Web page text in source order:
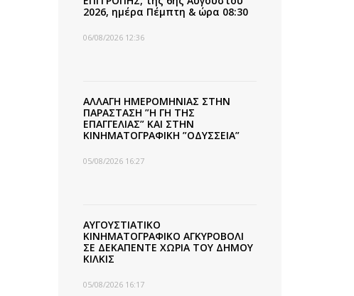
2026, ημέρα Πέμπτη & ώρα 08:30
06/08/2026 12:36
ΑΛΛΑΓΗ ΗΜΕΡΟΜΗΝΙΑΣ ΣΤΗΝ
ΠΑΡΑΣΤΑΣΗ ”Η ΓΗ ΤΗΣ
ΕΠΑΓΓΕΛΙΑΣ” ΚΑΙ ΣΤΗΝ
ΚΙΝΗΜΑΤΟΓΡΑΦΙΚΗ ”ΟΔΥΣΣΕΙΑ”
05/08/2026 16:27
ΑΥΓΟΥΣΤΙΑΤΙΚΟ
ΚΙΝΗΜΑΤΟΓΡΑΦΙΚΟ ΑΓΚΥΡΟΒΟΛΙ
ΣΕ ΔΕΚΑΠΕΝΤΕ ΧΩΡΙΑ ΤΟΥ ΔΗΜΟΥ
ΚΙΛΚΙΣ
05/08/2026 16:17